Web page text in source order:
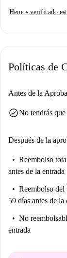
Hemos verificado
Políticas de
Antes de la
check_circleNo tendrás
Después de la
Reembolso
antes de la entrada
Reembolso
59 días antes de la
No
entrada